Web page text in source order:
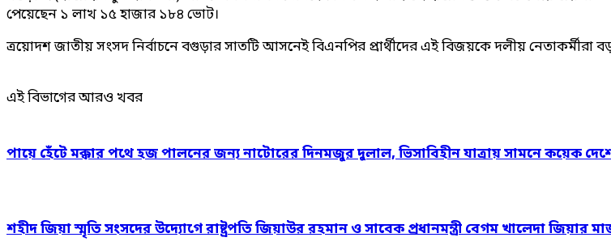
পেয়েছেন ১ লাখ ১৫ হাজার ১৮৪ ভোট।
ত্রয়োদশ জাতীয় সংসদ নির্বাচনে বগুড়ার সাতটি আসনেই বিএনপির প্রার্থীদের এই বিজয়কে দলীয় নেতাকর্মীরা
এই বিভাগের আরও খবর
পায়ে হেঁটে মক্কার পথে হজ পালনের জন্য নাটোরের দিনমজুর দুলাল, ভিসাবিহীন যাত্রায় সামনে কয়েক
শহীদ জিয়া স্মৃতি সংসদের উদ্যোগে রাষ্ট্রপতি জিয়াউর রহমান ও সাবেক প্রধানমন্ত্রী বেগম খালেদা জিয়ার